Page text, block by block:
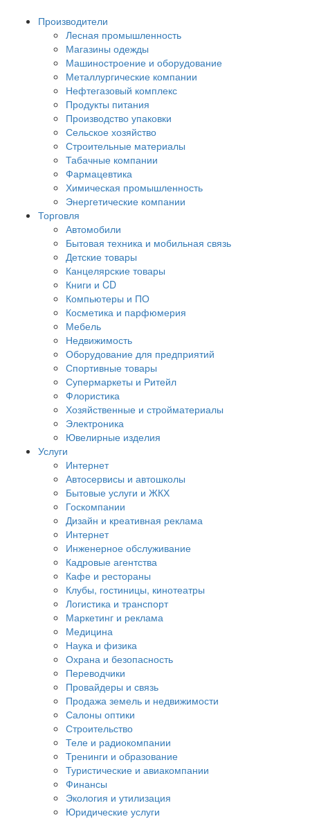
Производители
Лесная промышленность
Магазины одежды
Машиностроение и оборудование
Металлургические компании
Нефтегазовый комплекс
Продукты питания
Производство упаковки
Сельское хозяйство
Строительные материалы
Табачные компании
Фармацевтика
Химическая промышленность
Энергетические компании
Торговля
Автомобили
Бытовая техника и мобильная связь
Детские товары
Канцелярские товары
Книги и CD
Компьютеры и ПО
Косметика и парфюмерия
Мебель
Недвижимость
Оборудование для предприятий
Спортивные товары
Супермаркеты и Ритейл
Флористика
Хозяйственные и стройматериалы
Электроника
Ювелирные изделия
Услуги
Интернет
Автосервисы и автошколы
Бытовые услуги и ЖКХ
Госкомпании
Дизайн и креативная реклама
Интернет
Инженерное обслуживание
Кадровые агентства
Кафе и рестораны
Клубы, гостиницы, кинотеатры
Логистика и транспорт
Маркетинг и реклама
Медицина
Наука и физика
Охрана и безопасность
Переводчики
Провайдеры и связь
Продажа земель и недвижимости
Салоны оптики
Строительство
Теле и радиокомпании
Тренинги и образование
Туристические и авиакомпании
Финансы
Экология и утилизация
Юридические услуги